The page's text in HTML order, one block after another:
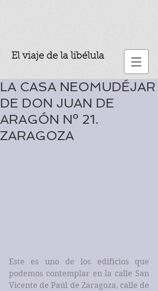
El viaje de la libélula
LA CASA NEOMUDÉJAR
DE DON JUAN DE
ARAGÓN Nº 21.
ZARAGOZA
Este es uno de los edificios que
podemos contemplar en la calle San
Vicente de Paúl de Zaragoza, calle de